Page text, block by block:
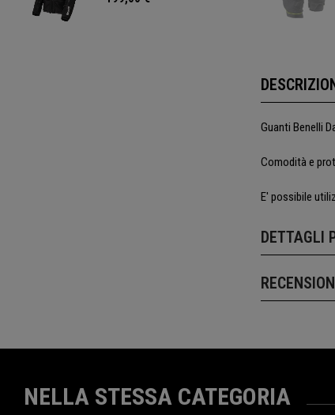
Guanti Benelli
Comodità e
E' possibile
DETTAGLI
NELLA STESSA CATEGORIA